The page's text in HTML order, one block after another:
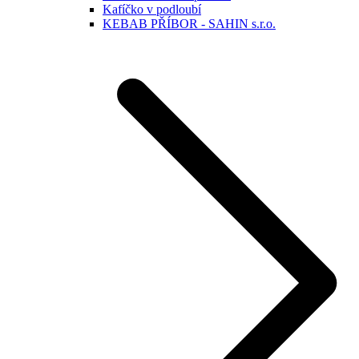
Kafíčko v podloubí
KEBAB PŘÍBOR - SAHIN s.r.o.